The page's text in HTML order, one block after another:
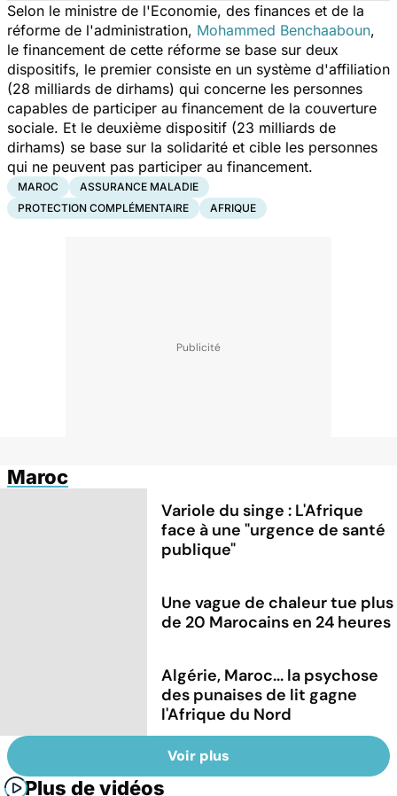
Selon le ministre de l'Economie, des finances et de la
réforme de l'administration, Mohammed Benchaaboun,
le financement de cette réforme se base sur deux
dispositifs, le premier consiste en un système d'affiliation
(28 milliards de dirhams) qui concerne les personnes
capables de participer au financement de la couverture
sociale. Et le deuxième dispositif (23 milliards de
dirhams) se base sur la solidarité et cible les personnes
qui ne peuvent pas participer au financement.
MAROC
ASSURANCE MALADIE
PROTECTION COMPLÉMENTAIRE
AFRIQUE
Maroc
Variole du singe : L'Afrique
face à une "urgence de santé
publique"
Une vague de chaleur tue plus
de 20 Marocains en 24 heures
Algérie, Maroc... la psychose
des punaises de lit gagne
l'Afrique du Nord
Voir plus
Plus de vidéos